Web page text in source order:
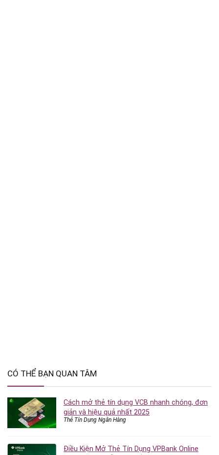
CÓ THỂ BẠN QUAN TÂM
Cách mở thẻ tín dụng VCB nhanh chóng, đơn
giản và hiệu quả nhất 2025
Thẻ Tín Dụng Ngân Hàng
Điều Kiện Mở Thẻ Tín Dụng VPBank Online